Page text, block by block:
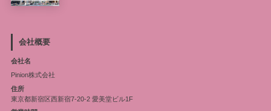
会社概要
会社名
Pinion株式会社
住所
東京都新宿区西新宿7-20-2 愛美堂ビル1F